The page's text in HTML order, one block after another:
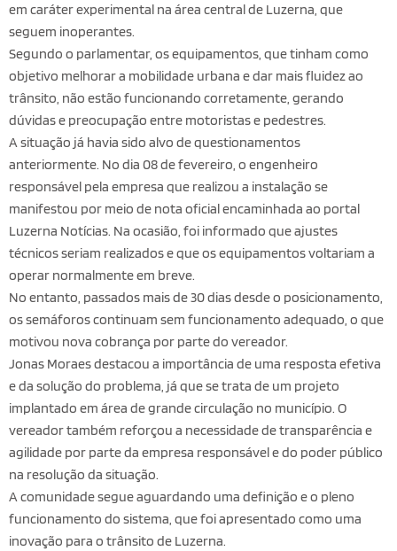
em caráter experimental na área central de Luzerna, que
seguem inoperantes.
Segundo o parlamentar, os equipamentos, que tinham como
objetivo melhorar a mobilidade urbana e dar mais fluidez ao
trânsito, não estão funcionando corretamente, gerando
dúvidas e preocupação entre motoristas e pedestres.
A situação já havia sido alvo de questionamentos
anteriormente. No dia 08 de fevereiro, o engenheiro
responsável pela empresa que realizou a instalação se
manifestou por meio de nota oficial encaminhada ao portal
Luzerna Notícias. Na ocasião, foi informado que ajustes
técnicos seriam realizados e que os equipamentos voltariam a
operar normalmente em breve.
No entanto, passados mais de 30 dias desde o posicionamento,
os semáforos continuam sem funcionamento adequado, o que
motivou nova cobrança por parte do vereador.
Jonas Moraes destacou a importância de uma resposta efetiva
e da solução do problema, já que se trata de um projeto
implantado em área de grande circulação no município. O
vereador também reforçou a necessidade de transparência e
agilidade por parte da empresa responsável e do poder público
na resolução da situação.
A comunidade segue aguardando uma definição e o pleno
funcionamento do sistema, que foi apresentado como uma
inovação para o trânsito de Luzerna.